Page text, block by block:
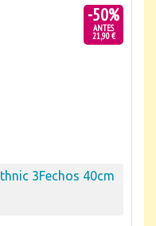
-50%
ANTES
21,90 €
3Fechos 40cm